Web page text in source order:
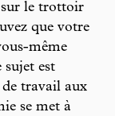
sur le trottoir
que votre
même
sujet est
travail aux
se met à